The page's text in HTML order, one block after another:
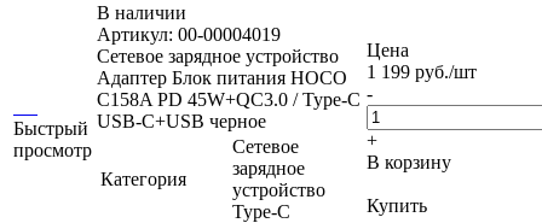
Быстрый
просмотр
В наличии
Артикул: 00-00004019
Сетевое зарядное устройство
Адаптер Блок питания HOCO
C158A PD 45W+QC3.0 / Type-C
USB-C+USB черное
Категория
Сетевое
зарядное
устройство
Type-C
Цена
1 199 руб./шт
-
+
В корзину
Купить